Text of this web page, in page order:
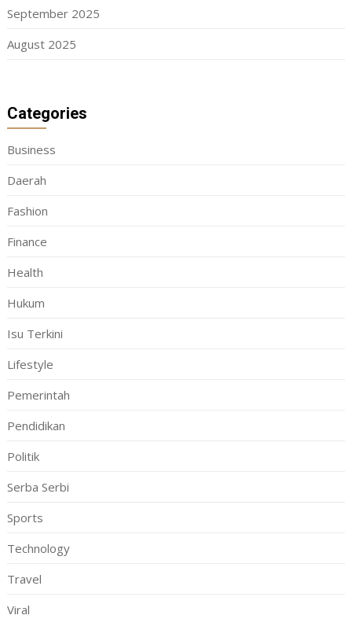
September 2025
August 2025
Categories
Business
Daerah
Fashion
Finance
Health
Hukum
Isu Terkini
Lifestyle
Pemerintah
Pendidikan
Politik
Serba Serbi
Sports
Technology
Travel
Viral